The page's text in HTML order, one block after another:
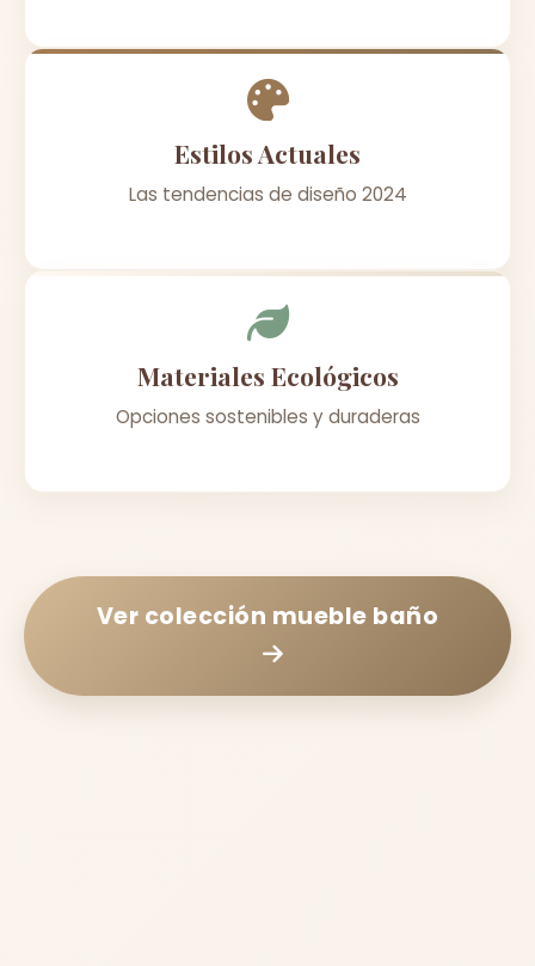
Estilos Actuales
Las tendencias de diseño 2024
Materiales Ecológicos
Opciones sostenibles y duraderas
Ver colección mueble baño